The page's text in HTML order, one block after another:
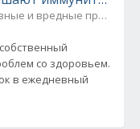
и вредные продукты
со здоровьем.
в ежедневный